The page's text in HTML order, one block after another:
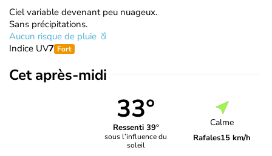
Ciel variable devenant peu nuageux.
Sans précipitations.
Aucun risque de pluie
Indice UV7 Fort
Cet après-midi
33°
Ressenti 39°
sous l’influence du
soleil
Calme
Rafales15 km/h